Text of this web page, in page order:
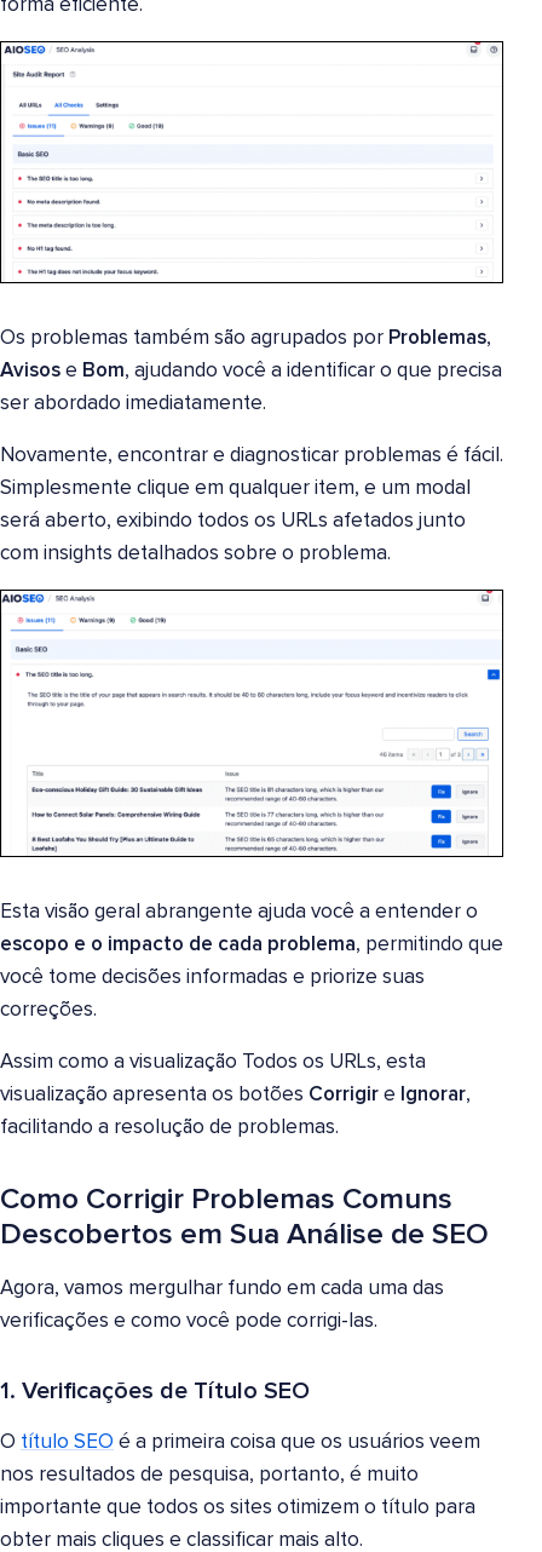
forma eficiente.
Os problemas também são agrupados por Problemas,
Avisos e Bom, ajudando você a identificar o que precisa
ser abordado imediatamente.
Novamente, encontrar e diagnosticar problemas é fácil.
Simplesmente clique em qualquer item, e um modal
será aberto, exibindo todos os URLs afetados junto
com insights detalhados sobre o problema.
Esta visão geral abrangente ajuda você a entender o
escopo e o impacto de cada problema, permitindo que
você tome decisões informadas e priorize suas
correções.
Assim como a visualização Todos os URLs, esta
visualização apresenta os botões Corrigir e Ignorar,
facilitando a resolução de problemas.
Como Corrigir Problemas Comuns
Descobertos em Sua Análise de SEO
Agora, vamos mergulhar fundo em cada uma das
verificações e como você pode corrigi-las.
1. Verificações de Título SEO
O título SEO é a primeira coisa que os usuários veem
nos resultados de pesquisa, portanto, é muito
importante que todos os sites otimizem o título para
obter mais cliques e classificar mais alto.